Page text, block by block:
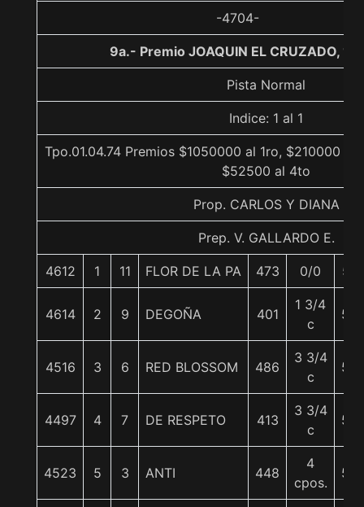
-4704-
9a.- Premio JOAQUIN EL CRUZADO,
Pista Normal
Indice: 1 al 1
Tpo.01.04.74 Premios $1050000 al 1ro, $210000 al
$52500 al 4to
Prop. CARLOS Y DIANA
Prep. V. GALLARDO E.
4612 1 11 FLOR DE LA PA 473 0/0 57
4614 2 9 DEGOÑA 401
1 3/4
c
56
4516 3 6 RED BLOSSOM 486
3 3/4
c
56
4497 4 7 DE RESPETO 413
3 3/4
c
56
4523 5 3 ANTI 448
4
cpos.
56